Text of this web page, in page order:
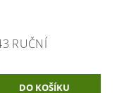
RUČNÍ